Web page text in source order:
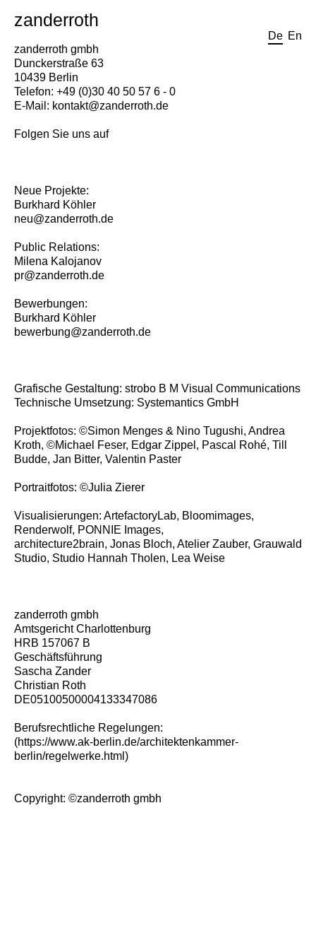
zanderroth
De En
zanderroth gmbh
Dunckerstraße 63
10439 Berlin
Telefon: +49 (0)30 40 50 57 6 - 0
E-Mail: kontakt@zanderroth.de
Folgen Sie uns auf
Neue Projekte:
Burkhard Köhler
neu@zanderroth.de
Public Relations:
Milena Kalojanov
pr@zanderroth.de
Bewerbungen:
Burkhard Köhler
bewerbung@zanderroth.de
Grafische Gestaltung: strobo B M Visual Communications
Technische Umsetzung: Systemantics GmbH
Projektfotos: ©Simon Menges & Nino Tugushi, Andrea
Kroth, ©Michael Feser, Edgar Zippel, Pascal Rohé, Till
Budde, Jan Bitter, Valentin Paster
Portraitfotos: ©Julia Zierer
Visualisierungen: ArtefactoryLab, Bloomimages,
Renderwolf, PONNIE Images,
architecture2brain, Jonas Bloch, Atelier Zauber, Grauwald
Studio, Studio Hannah Tholen, Lea Weise
zanderroth gmbh
Amtsgericht Charlottenburg
HRB 157067 B
Geschäftsführung
Sascha Zander
Christian Roth
DE05100500004133347086
Berufsrechtliche Regelungen:
(https://www.ak-berlin.de/architektenkammer-
berlin/regelwerke.html )
Copyright: ©zanderroth gmbh